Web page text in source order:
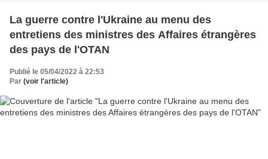
La guerre contre l'Ukraine au menu des
entretiens des ministres des Affaires étrangères
des pays de l'OTAN
Publié le 05/04/2022 à 22:53
Par (voir l'article)